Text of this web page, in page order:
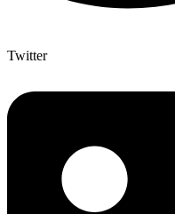
Twitter